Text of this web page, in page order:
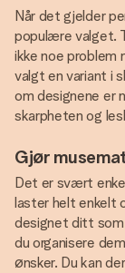
Når det gjelder
populære valget.
ikke noe problem
valgt en variant i
om designene er
skarpheten og
Gjør
Det er svært
laster helt enkelt
designet ditt
du organisere
ønsker. Du kan